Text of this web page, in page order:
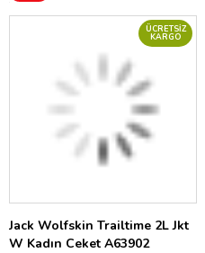
Jack Wolfskin Trailtime 2L Jkt
W Kadın Ceket A63902
ÜCRETSIZ
KARGO